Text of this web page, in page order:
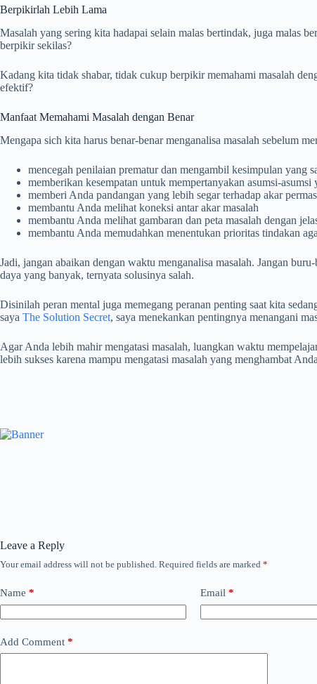
Berpikirlah Lebih Lama
Masalah yang sering kita hadapai selain malas bertindak, juga malas
berpikir sekilas?
Kadang kita tidak shabar, tidak cukup berpikir memahami masalah
efektif?
Manfaat Memahami Masalah dengan Benar
Mengapa sich kita harus benar-benar menganalisa masalah sebelum
mencegah penilaian prematur dan mengambil kesimpulan yang
memberikan kesempatan untuk mempertanyakan asumsi-asumsi
memberi Anda pandangan yang lebih segar terhadap akar
membantu Anda melihat koneksi antar akar masalah
membantu Anda melihat gambaran dan peta masalah dengan
membantu Anda memudahkan menentukan prioritas tindakan
Jadi, jangan abaikan dengan waktu menganalisa masalah. Jangan
daya yang banyak, ternyata solusinya salah.
Disinilah peran mental juga memegang peranan penting saat kita
saya The Solution Secret, saya menekankan pentingnya menangani
Agar Anda lebih mahir mengatasi masalah, luangkan waktu
lebih sukses karena mampu mengatasi masalah yang menghambat
Leave a Reply
Your email address will not be published. Required fields are marked *
Name * Email *
Add Comment *